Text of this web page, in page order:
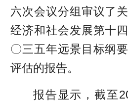
六次会议分组审议了
经济和社会发展第十
〇三五年远景目标纲
评估的报告。
报告显示，截至